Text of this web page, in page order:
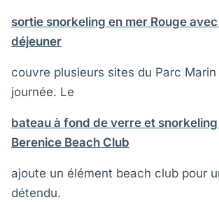
sortie snorkeling en mer Rouge
déjeuner
couvre plusieurs sites du Parc
journée. Le
bateau à fond de verre et
Berenice Beach Club
ajoute un élément beach club pour
détendu.